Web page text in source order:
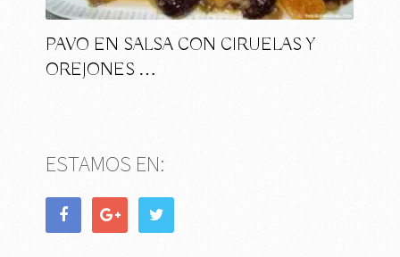
PAVO EN SALSA CON CIRUELAS Y
OREJONES …
ESTAMOS EN: